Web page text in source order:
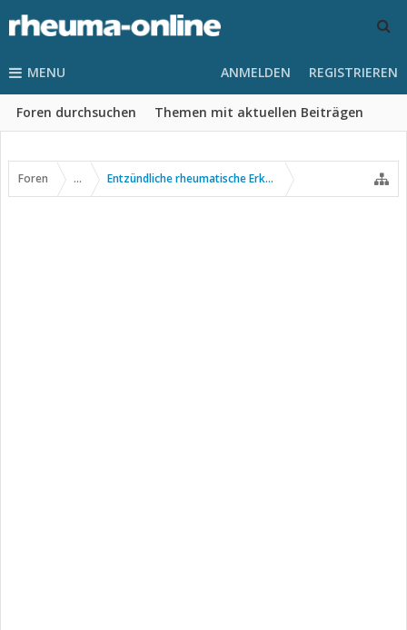
MENU
Foren durchsuchen Themen mit aktuellen Beiträgen
ANMELDEN REGISTRIEREN
Foren ... Entzündliche rheumatische Erkrankungen